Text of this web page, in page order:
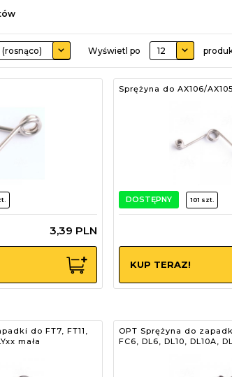
Wyświetl po pop 12
3,39 PLN
Sprężyna do AX106/
DOSTĘPNY 101 szt.
KUP TERAZ!
do FT7, FT11,
mała
OPT Sprężyna do
FC6, DL6, DL10, DL10A,